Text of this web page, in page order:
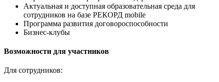
Актуальная и доступная образовательная среда для
сотрудников на базе РЕКОРД mobile
Программа развития договороспособности
Бизнес-клубы
Возможности для участников
Для сотрудников: